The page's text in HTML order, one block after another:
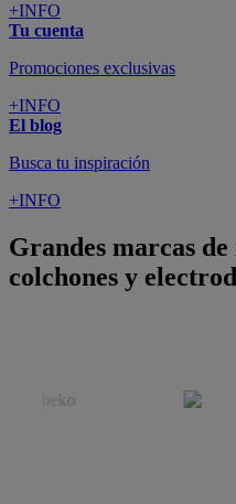
+INFO
Tu cuenta
Promociones exclusivas
+INFO
El blog
Busca tu inspiración
+INFO
Grandes marcas de
colchones y